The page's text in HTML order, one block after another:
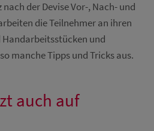
der Devise Vor-, Nach- und
die Teilnehmer an ihren
und
manche Tipps und Tricks aus.
auch auf